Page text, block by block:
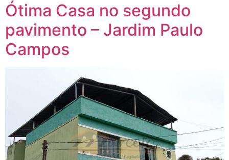
Ótima Casa no segundo
pavimento – Jardim Paulo
Campos